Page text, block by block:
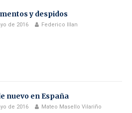
y despidos
de 2016 Federico Illan
nuevo en España
de 2016 Mateo Masello Vilariño